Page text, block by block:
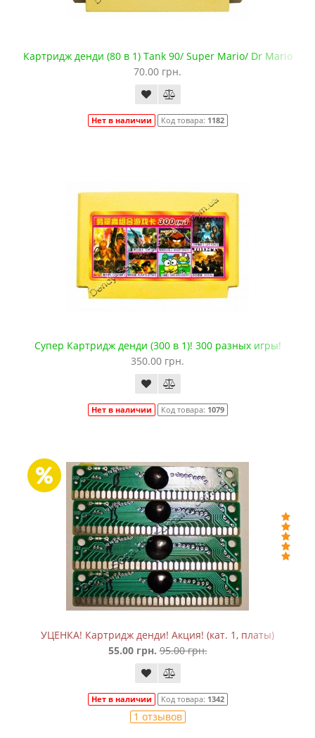
Картридж денди (80 в 1) Tank 90/ Super Mario/ Dr Mario
70.00 грн.
Нет в наличии Код товара: 1182
Супер Картридж денди (300 в 1)! 300 разных игры!
350.00 грн.
Нет в наличии Код товара: 1079
УЦЕНКА! Картридж денди! Акция! (кат. 1, платы)
55.00 грн. 95.00 грн.
Нет в наличии Код товара: 1342
1 отзывов